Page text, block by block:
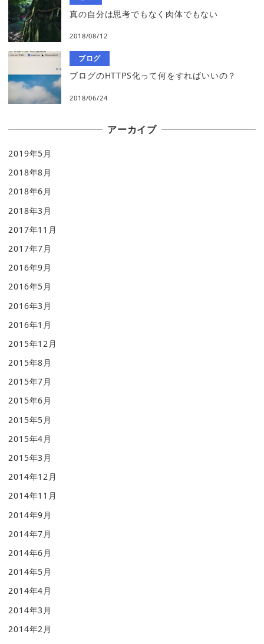
真の自分は思考でもなく肉体でもない
2018/08/12
ブログ
ブログのHTTPS化って何をすればいいの？
2018/06/24
アーカイブ
2019年5月
2018年8月
2018年6月
2018年3月
2017年11月
2017年7月
2016年9月
2016年5月
2016年3月
2016年1月
2015年12月
2015年8月
2015年7月
2015年6月
2015年5月
2015年4月
2015年3月
2014年12月
2014年11月
2014年9月
2014年7月
2014年6月
2014年5月
2014年4月
2014年3月
2014年2月